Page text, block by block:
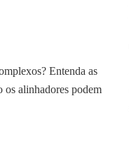
Entenda as
os alinhadores podem